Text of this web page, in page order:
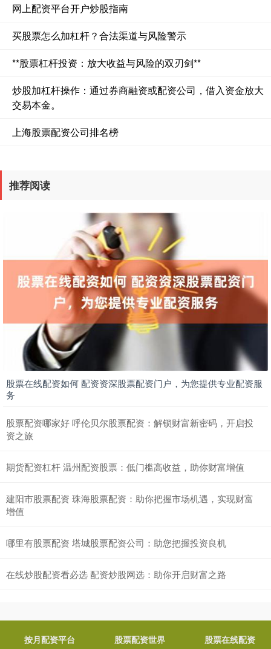
网上配资平台开户炒股指南
买股票怎么加杠杆？合法渠道与风险警示
**股票杠杆投资：放大收益与风险的双刃剑**
炒股加杠杆操作：通过券商融资或配资公司，借入资金放大
交易本金。
上海股票配资公司排名榜
推荐阅读
股票在线配资如何 配资资深股票配资门户，为您提供专业配资服
务
股票配资哪家好 呼伦贝尔股票配资：解锁财富新密码，开启投
资之旅
期货配资杠杆 温州配资股票：低门槛高收益，助你财富增值
建阳市股票配资 珠海股票配资：助你把握市场机遇，实现财富
增值
哪里有股票配资 塔城股票配资公司：助您把握投资良机
在线炒股配资看必选 配资炒股网选：助你开启财富之路
按月配资平台 股票配资世界 股票在线配资